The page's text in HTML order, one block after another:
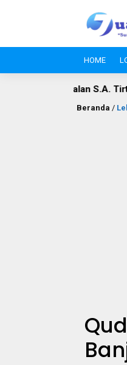
HOME
S.A. Tirtayasa Lebak:
Beranda /